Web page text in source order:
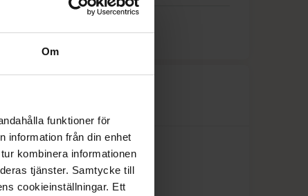
Om
funktioner för
information från din enhet
kombinera informationen
tjänster. Samtycke till
cookieinställningar. Ett